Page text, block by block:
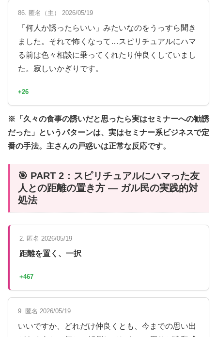
86. 匿名（主） 2026/05/19
「何人か誘ったらいい」みたいなのをうっすら聞き
ました。それで怖くなって…スピリチュアルにハマ
る前は色々相談に乗ってくれたり仲良くしていまし
た。寂しいかぎりです。
+26
※「久々の食事の誘いだと思ったら実はセミナーへの勧誘
だった」というパターンは、実はセミナー系ビジネスで定
番の手法。主さんの戸惑いは正常な反応です。
🎯 PART 2：スピリチュアルにハマった友
人との距離の置き方 — ガル民の実践的対
処法
2. 匿名 2026/05/19
距離を置く、一択
+467
9. 匿名 2026/05/19
いいですか、どれだけ仲良くとも、今までの思い出